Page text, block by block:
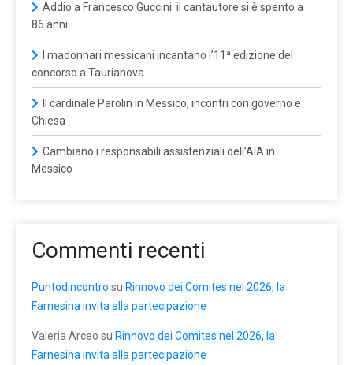
Addio a Francesco Guccini: il cantautore si è spento a
86 anni
I madonnari messicani incantano l’11ª edizione del
concorso a Taurianova
Il cardinale Parolin in Messico, incontri con governo e
Chiesa
Cambiano i responsabili assistenziali dell’AIA in
Messico
Commenti recenti
Puntodincontro su Rinnovo dei Comites nel 2026, la
Farnesina invita alla partecipazione
Valeria Arceo su Rinnovo dei Comites nel 2026, la
Farnesina invita alla partecipazione